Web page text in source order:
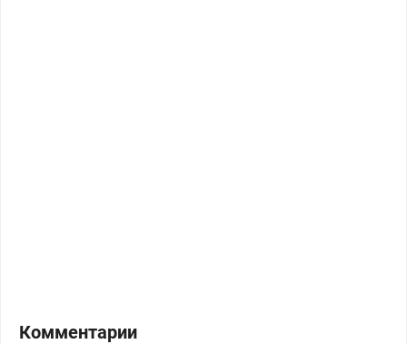
Комментарии